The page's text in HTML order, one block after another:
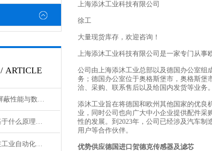
/ ARTICLE
Phoenix电缆的高屏蔽性能与数据传输优势
菲尼克斯继电器基于什么原理工作？
菲尼克斯继电器在工业自动化中的作用
上海添沐工业科技有限公司
徐工
大量现货库存，欢迎咨询！
上海添沐工业科技有限公司是一家专门从事
公司由上海添沐工业总部以及德国办公室组
务；德国办公室位于奥格斯堡市，奥格斯堡
洽、采购、联系售后以及给国内发货等业务。
添沐工业旨在将德国和欧州其他国家的优良
业，同时公司也向广大中小企业提供配件
性的发展。到2023年，公司已经涉及汽车
用户等合作伙伴。
优势供应德国进口贺德克传感器及滤芯